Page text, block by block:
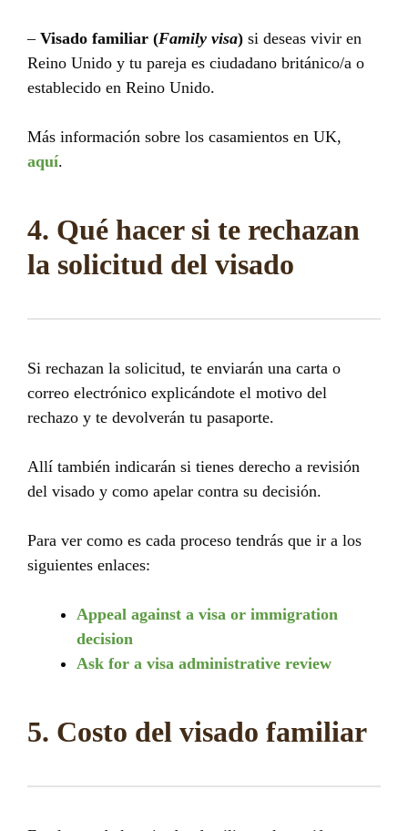
– Visado familiar (Family visa) si deseas vivir en
Reino Unido y tu pareja es ciudadano británico/a o
establecido en Reino Unido.
Más información sobre los casamientos en UK,
aquí.
4. Qué hacer si te rechazan
la solicitud del visado
Si rechazan la solicitud, te enviarán una carta o
correo electrónico explicándote el motivo del
rechazo y te devolverán tu pasaporte.
Allí también indicarán si tienes derecho a revisión
del visado y como apelar contra su decisión.
Para ver como es cada proceso tendrás que ir a los
siguientes enlaces:
Appeal against a visa or immigration
decision
Ask for a visa administrative review
5. Costo del visado familiar